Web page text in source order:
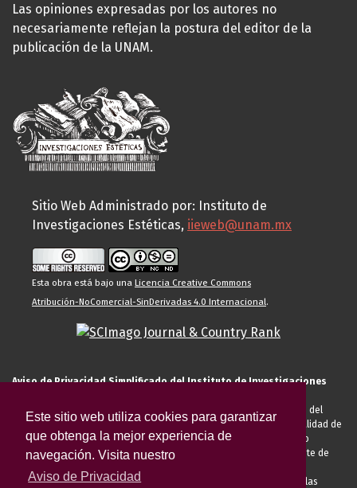
Este sitio web utiliza cookies para garantizar
que obtenga la mejor experiencia de
navegación. Visita nuestro
Aviso de Privacidad
Las opiniones expresadas por los autores no
necesariamente reflejan la postura del editor de la
publicación de la UNAM.
Sitio Web Administrado por: Instituto de
Investigaciones Estéticas, iieweb@unam.mx
Esta obra está bajo una Licencia Creative Commons
Atribución-NoComercial-SinDerivadas 4.0 Internacional.
Aviso de Privacidad Simplificado del Instituto de Investigaciones
El Instituto de Investigaciones Estéticas de la UNAM, es responsable del
tratamiento de sus datos personales para el registro de usted en calidad de
alumno, docente, personal de la entidad académica, conferencista o
invitado externo (nacional o extranjero), visitante, proveedor o cliente de
anteriormente descritas u otras aquellas exigidas legalmente o por las